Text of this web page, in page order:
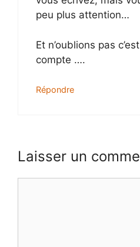
peu plus attention…
Et n’oublions pas
compte ….
Répondre
Laisser un